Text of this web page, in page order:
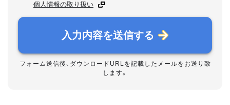
個人情報の取り扱い
入力内容を送信する
フォーム送信後、ダウンロードURLを記載したメールをお送り致
します。